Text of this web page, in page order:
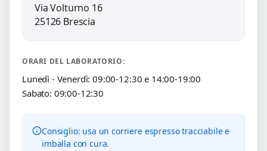
Via Volturno 16
25126 Brescia
ORARI DEL LABORATORIO:
Lunedì - Venerdì: 09:00-12:30 e 14:00-19:00
Sabato: 09:00-12:30
Consiglio: usa un corriere espresso tracciabile e
imballa con cura.